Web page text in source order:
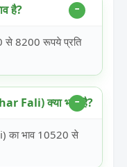
है?
से 8200 रूपये प्रति
Fali) क्या भाव है?
का भाव 10520 से